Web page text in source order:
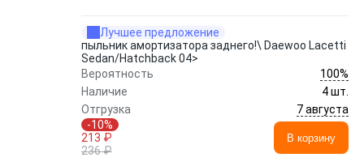
Лучшее предложение
пыльник амортизатора заднего!\ Daewoo Lacetti
Sedan/Hatchback 04>
Вероятность
100%
Наличие
4 шт.
Отгрузка
7 августа
-10%
213 ₽
236 ₽
В корзину